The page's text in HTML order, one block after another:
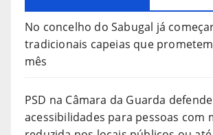
No concelho do Sabugal já
tradicionais capeias que
mês
PSD na Câmara da Guarda
acessibilidades para pessoas com